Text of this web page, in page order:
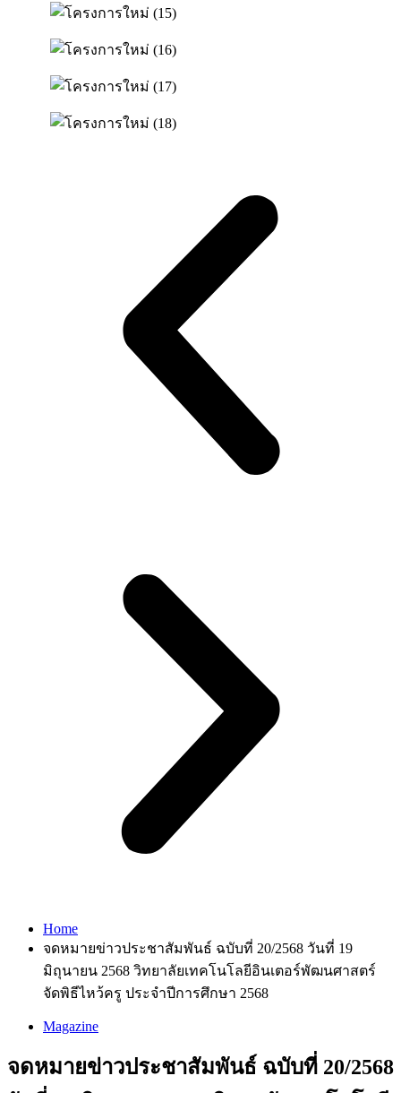
Home
จดหมายข่าวประชาสัมพันธ์ ฉบับที่ 20/2568 วันที่ 19
มิถุนายน 2568 วิทยาลัยเทคโนโลยีอินเตอร์พัฒนศาสตร์
จัดพิธีไหว้ครู ประจำปีการศึกษา 2568
Magazine
จดหมายข่าวประชาสัมพันธ์ ฉบับที่ 20/2568